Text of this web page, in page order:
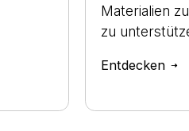
Materialien
zu
Entdecken